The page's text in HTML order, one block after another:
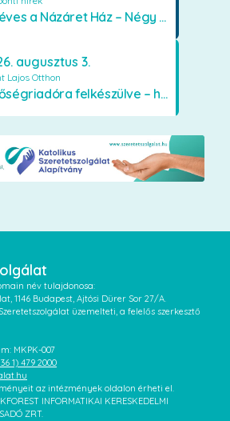
40 éves a Názáret Ház – Négy évtized szeretetben és gondoskodásban
augusztus 3.
Lajos Otthon
A hőségriadóra felkészülve – hűsítő fejlesztések a Szent Lajos Otthonban
név tulajdonosa:
1146 Budapest, Ajtósi Dürer Sor 27/A.
üzemelteti, a felelős szerkesztő
MKPK-007
1) 479 2000
az intézmények oldalon érheti el.
INFORMATIKAI KERESKEDELMI
ZRT.